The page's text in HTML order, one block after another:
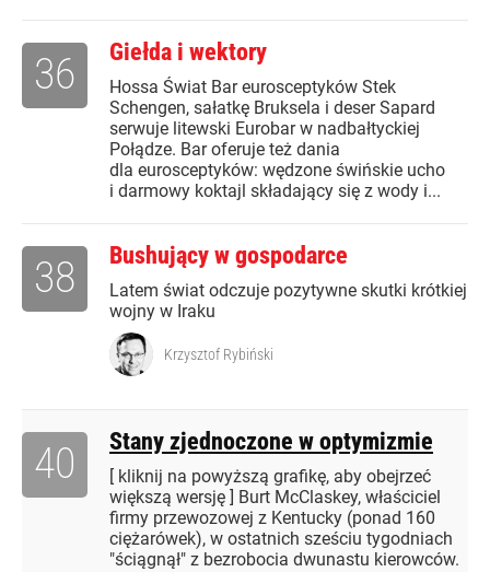
Giełda i wektory
Hossa Świat Bar eurosceptyków Stek
Schengen, sałatkę Bruksela i deser Sapard
serwuje litewski Eurobar w nadbałtyckiej
Połądze. Bar oferuje też dania
dla eurosceptyków: wędzone świńskie ucho
i darmowy koktajl składający się z wody i...
36
Bushujący w gospodarce
Latem świat odczuje pozytywne skutki krótkiej
wojny w Iraku
38
Krzysztof Rybiński
Stany zjednoczone w optymizmie
[ kliknij na powyższą grafikę, aby obejrzeć
większą wersję ] Burt McClaskey, właściciel
firmy przewozowej z Kentucky (ponad 160
ciężarówek), w ostatnich sześciu tygodniach
"ściągnął" z bezrobocia dwunastu kierowców.
40